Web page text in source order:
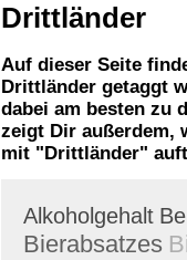
Drittländer
Auf dieser Seite
Drittländer getaggt
dabei am besten zu
zeigt Dir außerdem,
mit " Drittländer"
Alkoholgehalt
Bierabsatzes